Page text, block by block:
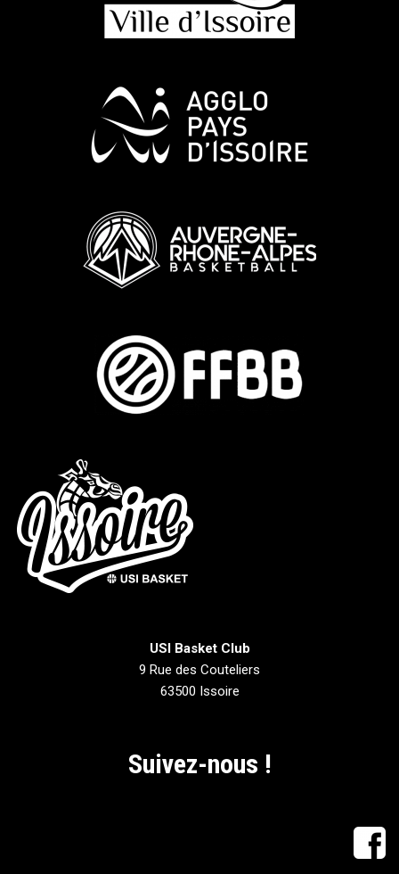
USI Basket Club
9 Rue des Couteliers
63500 Issoire
Suivez-nous !